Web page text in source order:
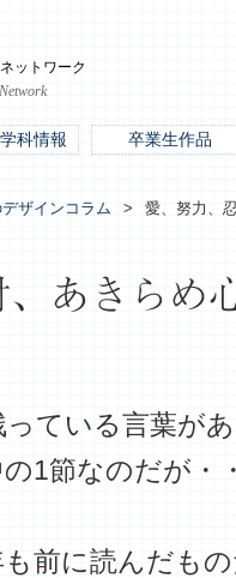
ットワーク
科情報 卒業生作品
ザインコラム 愛、努力、
あきらめ
ている言葉が
1節なのだが・
前に読んだも